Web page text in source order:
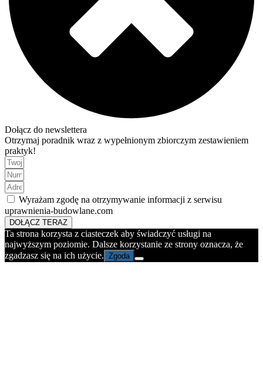
Dołącz do newslettera
Otrzymaj poradnik wraz z wypełnionym zbiorczym zestawieniem
praktyk!
Wyrażam zgodę na otrzymywanie informacji z serwisu
uprawnienia-budowlane.com
DOŁĄCZ TERAZ
Ta strona korzysta z ciasteczek aby świadczyć usługi na
najwyższym poziomie. Dalsze korzystanie ze strony oznacza, że
zgadzasz się na ich użycie. Zgoda